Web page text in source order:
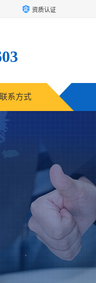
资质认证
联系方式